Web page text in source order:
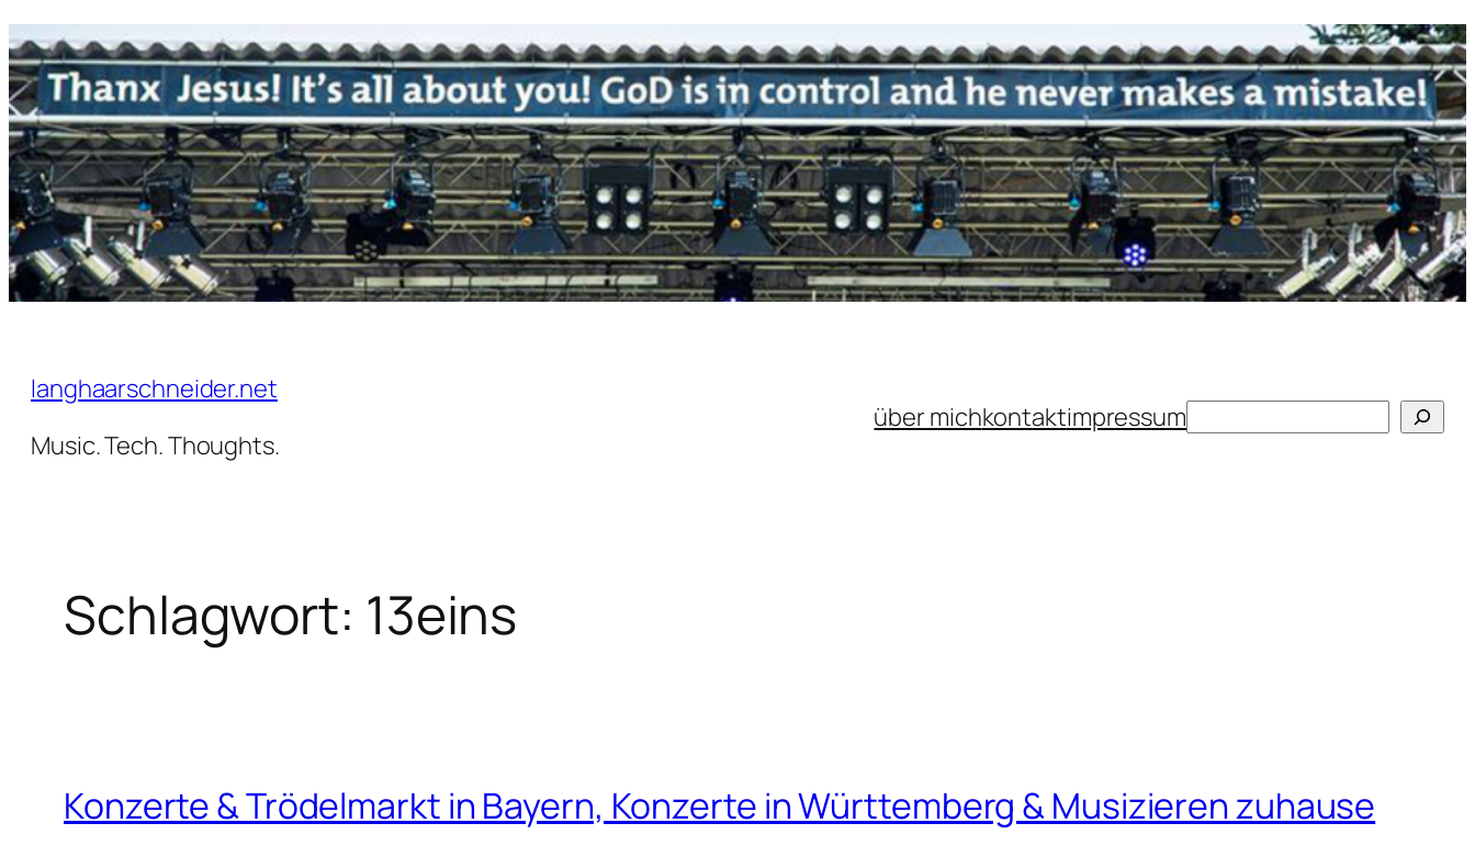
Zum
Inhalt
springen
langhaarschneider.net
Music. Tech. Thoughts.
über michkontaktimpressum
Schlagwort: 13eins
Konzerte & Trödelmarkt in Bayern, Konzerte in Württemberg & Musizieren zuhause